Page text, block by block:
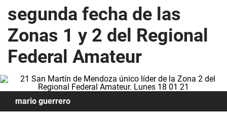
segunda fecha de las
Zonas 1 y 2 del Regional
Federal Amateur
mario guerrero